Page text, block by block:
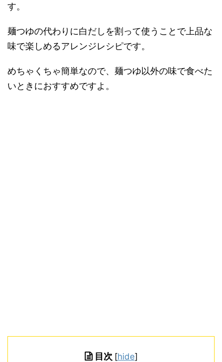
す。
麺つゆの代わりに白だしを割って使うことで上品な
味で楽しめるアレンジレシピです。
めちゃくちゃ簡単なので、麺つゆ以外の味で食べた
いときにおすすめですよ。
目次 [hide]